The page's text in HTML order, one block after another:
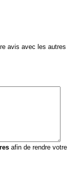
avis avec les autres
afin de rendre votre